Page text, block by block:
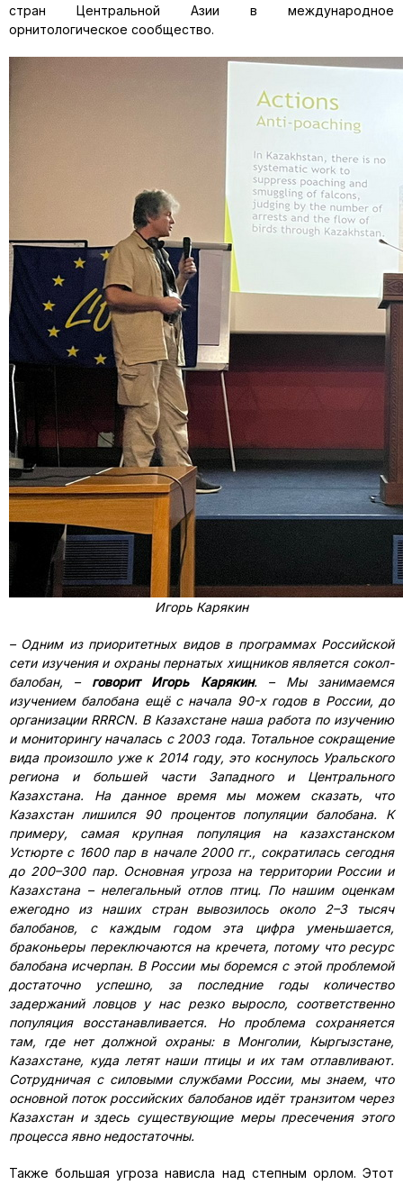
стран Центральной Азии в международное
орнитологическое сообщество.
Игорь Карякин
– Одним из приоритетных видов в программах Российской
сети изучения и охраны пернатых хищников является сокол-
балобан, – говорит Игорь Карякин. – Мы занимаемся
изучением балобана ещё с начала 90-х годов в России, до
организации RRRCN. В Казахстане наша работа по изучению
и мониторингу началась с 2003 года. Тотальное сокращение
вида произошло уже к 2014 году, это коснулось Уральского
региона и большей части Западного и Центрального
Казахстана. На данное время мы можем сказать, что
Казахстан лишился 90 процентов популяции балобана. К
примеру, самая крупная популяция на казахстанском
Устюрте с 1600 пар в начале 2000 гг., сократилась сегодня
до 200–300 пар. Основная угроза на территории России и
Казахстана – нелегальный отлов птиц. По нашим оценкам
ежегодно из наших стран вывозилось около 2–3 тысяч
балобанов, с каждым годом эта цифра уменьшается,
браконьеры переключаются на кречета, потому что ресурс
балобана исчерпан. В России мы боремся с этой проблемой
достаточно успешно, за последние годы количество
задержаний ловцов у нас резко выросло, соответственно
популяция восстанавливается. Но проблема сохраняется
там, где нет должной охраны: в Монголии, Кыргызстане,
Казахстане, куда летят наши птицы и их там отлавливают.
Сотрудничая с силовыми службами России, мы знаем, что
основной поток российских балобанов идёт транзитом через
Казахстан и здесь существующие меры пресечения этого
процесса явно недостаточны.
Также большая угроза нависла над степным орлом. Этот